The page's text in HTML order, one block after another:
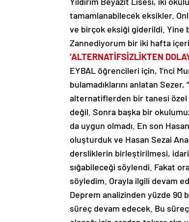
tamamlanabilecek eksikler.
ve birçok eksiği giderildi. Yine
Zannediyorum bir iki hafta
‘ALTERNATİFSİZLİKTEN
EYBAL öğrencileri için, 1’nci
bulamadıklarını anlatan
alternatiflerden bir tanesi özel
değil. Sonra başka bir
da uygun olmadı. En son
oluşturduk ve Hasan Sezai
dersliklerin birleştirilmesi,
sığabileceği söylendi. Fakat
söyledim. Orayla ilgili devam
Deprem analizinden yüzde 90
süreç devam edecek. Bu